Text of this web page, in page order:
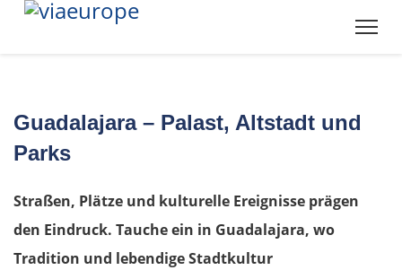
Guadalajara – Palast, Altstadt und
Parks
Straßen, Plätze und kulturelle Ereignisse prägen
den Eindruck. Tauche ein in Guadalajara, wo
Tradition und lebendige Stadtkultur